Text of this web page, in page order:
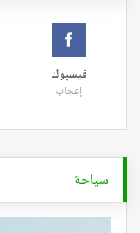
فيسبوك
إعجاب
سياحة